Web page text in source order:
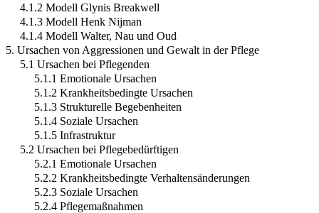
4.1.2 Modell Glynis Breakwell
4.1.3 Modell Henk Nijman
4.1.4 Modell Walter, Nau und Oud
5. Ursachen von Aggressionen und Gewalt in der Pflege
5.1 Ursachen bei Pflegenden
5.1.1 Emotionale Ursachen
5.1.2 Krankheitsbedingte Ursachen
5.1.3 Strukturelle Begebenheiten
5.1.4 Soziale Ursachen
5.1.5 Infrastruktur
5.2 Ursachen bei Pflegebedürftigen
5.2.1 Emotionale Ursachen
5.2.2 Krankheitsbedingte Verhaltensänderungen
5.2.3 Soziale Ursachen
5.2.4 Pflegemaßnahmen